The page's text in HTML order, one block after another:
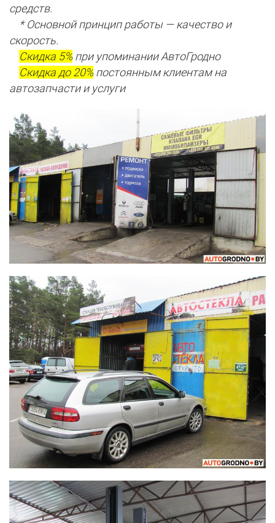
средств.
* Основной принцип работы — качество и
скорость.
Скидка 5%при упоминании АвтоГродно
Скидка до 20%постоянным клиентам на
автозапчасти и услуги